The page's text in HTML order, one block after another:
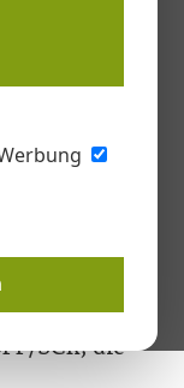
der XXL
für
Radlader,
deren
SCR, die